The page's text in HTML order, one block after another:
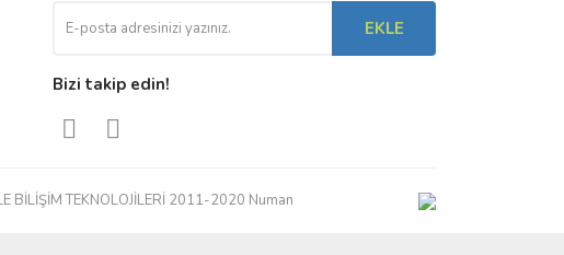
EKLE
Bizi takip edin!
BİLİŞİM TEKNOLOJİLERİ 2011-2020 Numan